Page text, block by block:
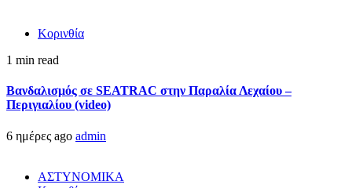
Κορινθία
1 min read
Βανδαλισμός σε SEATRAC στην Παραλία Λεχαίου –
Περιγιαλίου (video)
6 ημέρες ago admin
ΑΣΤΥΝΟΜΙΚΑ